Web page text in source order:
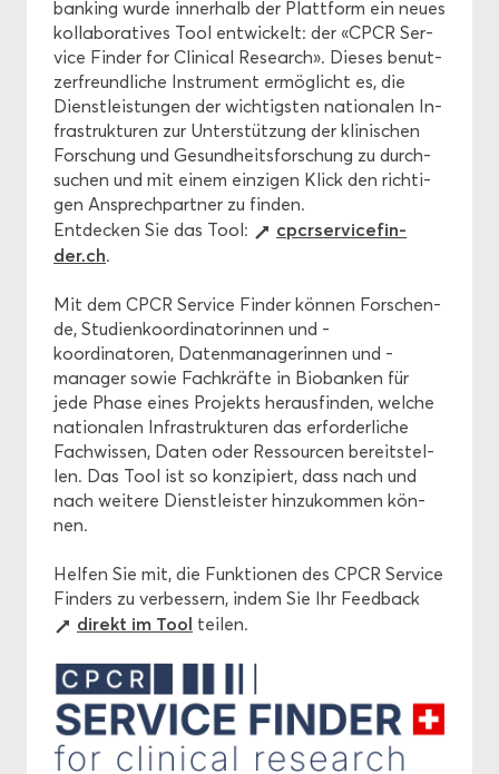
ban­king wurde in­ner­halb der Platt­form ein neues
kol­la­bo­ra­ti­ves Tool ent­wi­ckelt: der «CPCR Ser­
vice Fin­der for Cli­ni­cal Re­se­arch». Die­ses be­nut­
zer­freund­li­che In­stru­ment er­mög­licht es, die
Dienst­leis­tun­gen der wich­tigs­ten na­tio­na­len In­
fra­struk­tu­ren zur Un­ter­stüt­zung der kli­ni­schen
For­schung und Ge­sund­heits­for­schung zu durch­
su­chen und mit einem ein­zi­gen Klick den rich­ti­
gen An­sprech­part­ner zu fin­den.
Ent­de­cken Sie das Tool:
cp­cr­ser­vice­fin­
der.ch.
Mit dem CPCR Ser­vice Fin­der kön­nen For­schen­
de, Stu­di­en­ko­or­di­na­to­rin­nen und -​
koordinatoren, Da­ten­ma­na­ge­rin­nen und -​
manager sowie Fach­kräf­te in Bio­ban­ken für
jede Phase eines Pro­jekts her­aus­fin­den, wel­che
na­tio­na­len In­fra­struk­tu­ren das er­for­der­li­che
Fach­wis­sen, Daten oder Res­sour­cen be­reit­stel­
len. Das Tool ist so kon­zi­piert, dass nach und
nach wei­te­re Dienst­leis­ter hin­zu­kom­men kön­
nen.
Hel­fen Sie mit, die Funk­tio­nen des CPCR Ser­vice
Fin­ders zu ver­bes­sern, indem Sie Ihr Feed­back
di­rekt im Tool tei­len.